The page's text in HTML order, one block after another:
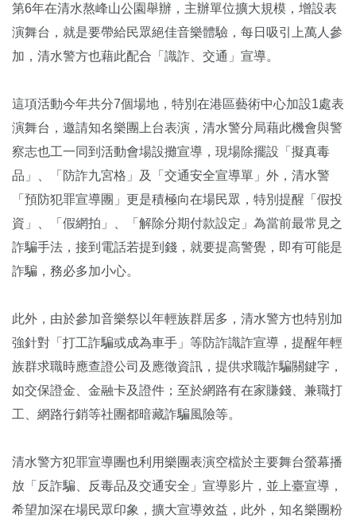
第6年在清水熬峰山公園舉辦，主辦單位擴大規模，增設表
演舞台，就是要帶給民眾絕佳音樂體驗，每日吸引上萬人參
加，清水警方也藉此配合「識詐、交通」宣導。
這項活動今年共分7個場地，特別在港區藝術中心加設1處表
演舞台，邀請知名樂團上台表演，清水警分局藉此機會與警
察志也工一同到活動會場設攤宣導，現場除擺設「擬真毒
品」、「防詐九宮格」及「交通安全宣導單」外，清水警
「預防犯罪宣導團」更是積極向在場民眾，特別提醒「假投
資」、「假網拍」、「解除分期付款設定」為當前最常見之
詐騙手法，接到電話若提到錢，就要提高警覺，即有可能是
詐騙，務必多加小心。
此外，由於參加音樂祭以年輕族群居多，清水警方也特別加
強針對「打工詐騙或成為車手」等防詐識詐宣導，提醒年輕
族群求職時應查證公司及應徵資訊，提供求職詐騙關鍵字，
如交保證金、金融卡及證件；至於網路有在家賺錢、兼職打
工、網路行銷等社團都暗藏詐騙風險等。
清水警方犯罪宣導團也利用樂團表演空檔於主要舞台螢幕播
放「反詐騙、反毒品及交通安全」宣導影片，並上臺宣導，
希望加深在場民眾印象，擴大宣導效益，此外，知名樂團粉